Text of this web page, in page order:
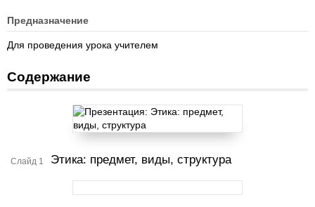
Предназначение
Для проведения урока учителем
Содержание
Слайд 1 Этика: предмет, виды, структура